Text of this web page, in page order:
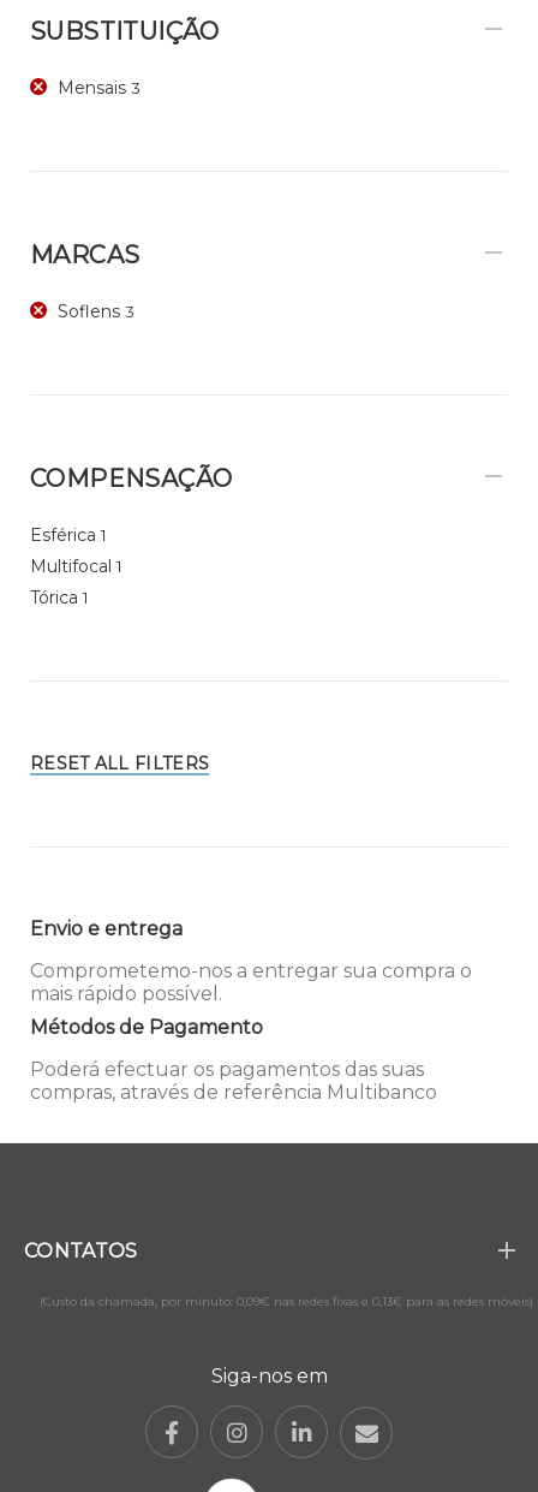
SUBSTITUIÇÃO
Mensais 3
MARCAS
Soflens 3
COMPENSAÇÃO
Esférica 1
Multifocal 1
Tórica 1
RESET ALL FILTERS
Envio e entrega
Comprometemo-nos a entregar sua compra o
mais rápido possível.
Métodos de Pagamento
Poderá efectuar os pagamentos das suas
compras, através de referência Multibanco
CONTATOS
(Custo da chamada, por minuto: 0,09€ nas redes fixas e 0,13€ para as redes móveis)
Siga-nos em